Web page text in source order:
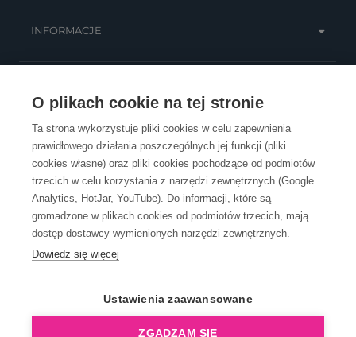
O plikach cookie na tej stronie
Ta strona wykorzystuje pliki cookies w celu zapewnienia
prawidłowego działania poszczególnych jej funkcji (pliki
cookies własne) oraz pliki cookies pochodzące od podmiotów
trzecich w celu korzystania z narzędzi zewnętrznych (Google
Analytics, HotJar, YouTube). Do informacji, które są
gromadzone w plikach cookies od podmiotów trzecich, mają
dostęp dostawcy wymienionych narzędzi zewnętrznych.
Dowiedz się więcej
Ustawienia zaawansowane
ZGADZAM SIĘ
INFORMACJE
OBSŁUGA KLIENTA
KONTAKT
OpenGift jest częścią ReflectGroup.